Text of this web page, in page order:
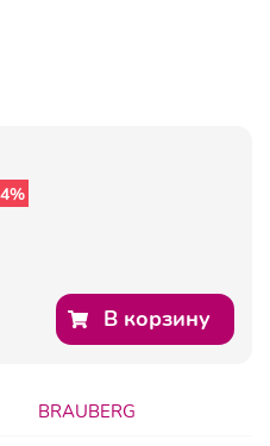
В корзину
BRAUBERG